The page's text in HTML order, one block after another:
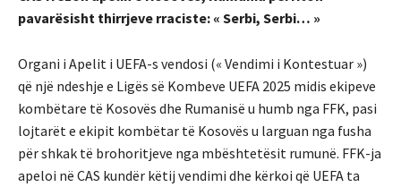
pavarësisht thirrjeve rraciste: « Serbi, Serbi… »
Organi i Apelit i UEFA-s vendosi (« Vendimi i Kontestuar »)
që një ndeshje e Ligës së Kombeve UEFA 2025 midis ekipeve
kombëtare të Kosovës dhe Rumanisë u humb nga FFK, pasi
lojtarët e ekipit kombëtar të Kosovës u larguan nga fusha
për shkak të brohoritjeve nga mbështetësit rumunë. FFK-ja
apeloi në CAS kundër këtij vendimi dhe kërkoi që UEFA ta